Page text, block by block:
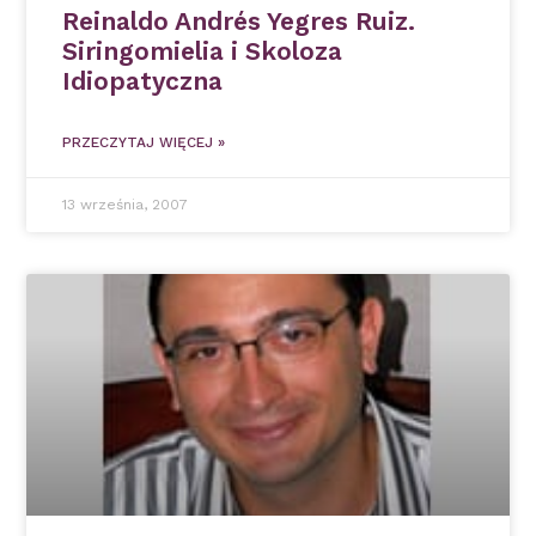
Reinaldo Andrés Yegres Ruiz.
Siringomielia i Skoloza
Idiopatyczna
PRZECZYTAJ WIĘCEJ »
13 września, 2007